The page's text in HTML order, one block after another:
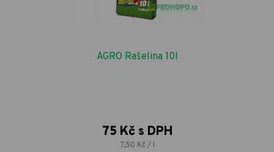
AGRO Rašelina 10l
75 Kč s DPH
7,50 Kč / l